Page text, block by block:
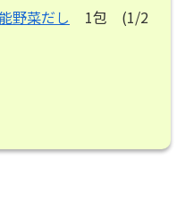
野菜だし
1包 (1/2